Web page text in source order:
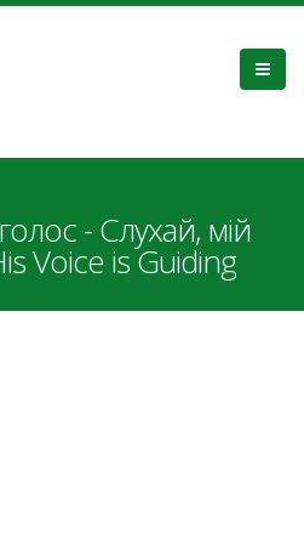
- Слухай, мій
Voice is Guiding